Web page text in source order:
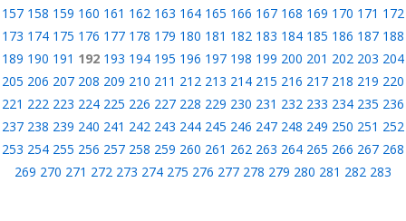
157 158 159 160 161 162 163 164 165 166 167 168 169 170 171 172
173 174 175 176 177 178 179 180 181 182 183 184 185 186 187 188
189 190 191 192 193 194 195 196 197 198 199 200 201 202 203 204
205 206 207 208 209 210 211 212 213 214 215 216 217 218 219 220
221 222 223 224 225 226 227 228 229 230 231 232 233 234 235 236
237 238 239 240 241 242 243 244 245 246 247 248 249 250 251 252
253 254 255 256 257 258 259 260 261 262 263 264 265 266 267 268
269 270 271 272 273 274 275 276 277 278 279 280 281 282 283